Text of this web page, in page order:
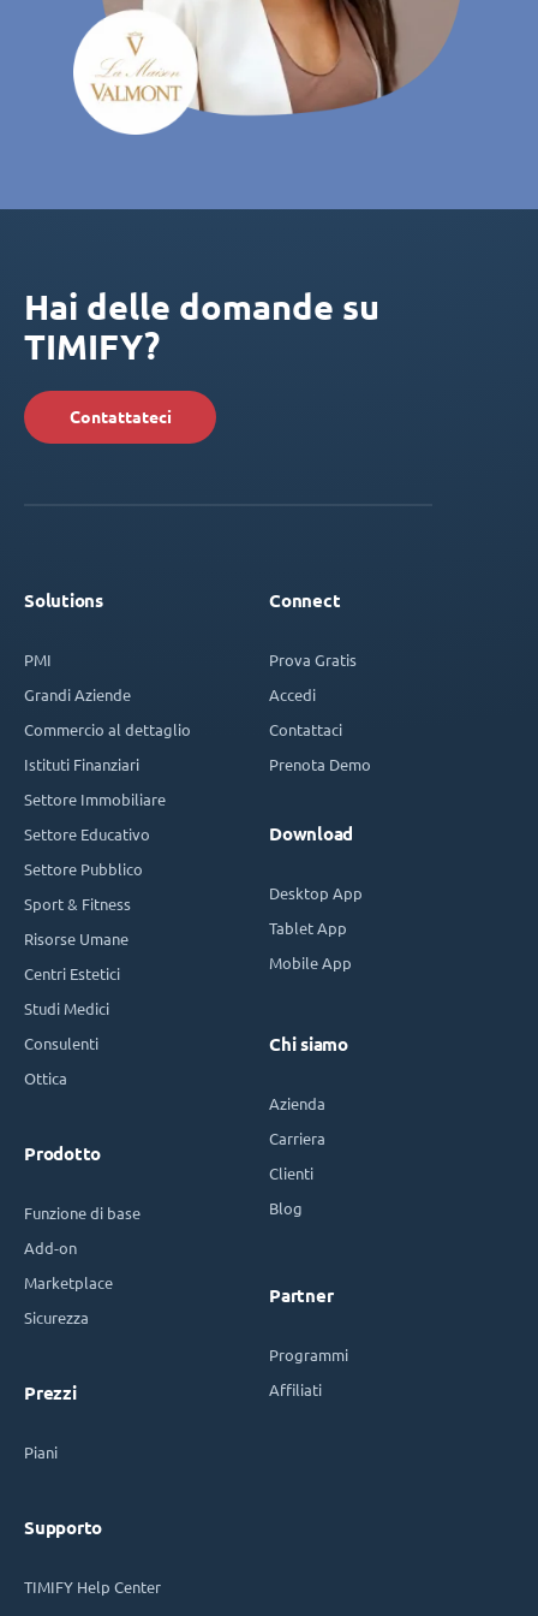
Hai delle domande su
TIMIFY?
Contattateci
Solutions
PMI
Grandi Aziende
Commercio al dettaglio
Istituti Finanziari
Settore Immobiliare
Settore Educativo
Settore Pubblico
Sport & Fitness
Risorse Umane
Centri Estetici
Studi Medici
Consulenti
Ottica
Prodotto
Funzione di base
Add-on
Marketplace
Sicurezza
Prezzi
Piani
Supporto
TIMIFY Help Center
Connect
Prova Gratis
Accedi
Contattaci
Prenota Demo
Download
Desktop App
Tablet App
Mobile App
Chi siamo
Azienda
Carriera
Clienti
Blog
Partner
Programmi
Affiliati